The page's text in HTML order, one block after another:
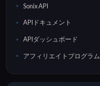
Sonix API
APIドキュメント
APIダッシュボード
アフィリエイトプログラム